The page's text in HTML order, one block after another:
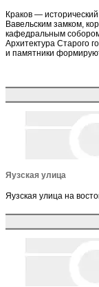
Краков —
Вавельским замком,
кафедральным
Архитектура Старого
и памятники
Яузская улица
Яузская улица на